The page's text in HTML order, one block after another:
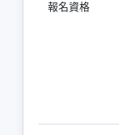
報名資格